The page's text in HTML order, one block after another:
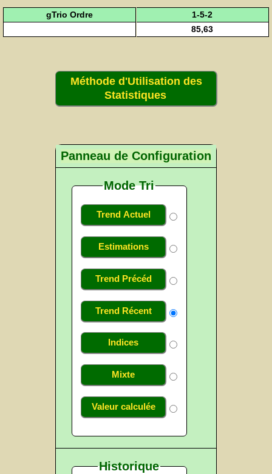
gTrio Ordre
1-5-2
85,63
Méthode d'Utilisation des
Statistiques
Panneau de Configuration
Mode Tri
Trend Actuel
Estimations
Trend Précéd
Trend Récent
Indices
Mixte
Valeur calculée
Historique